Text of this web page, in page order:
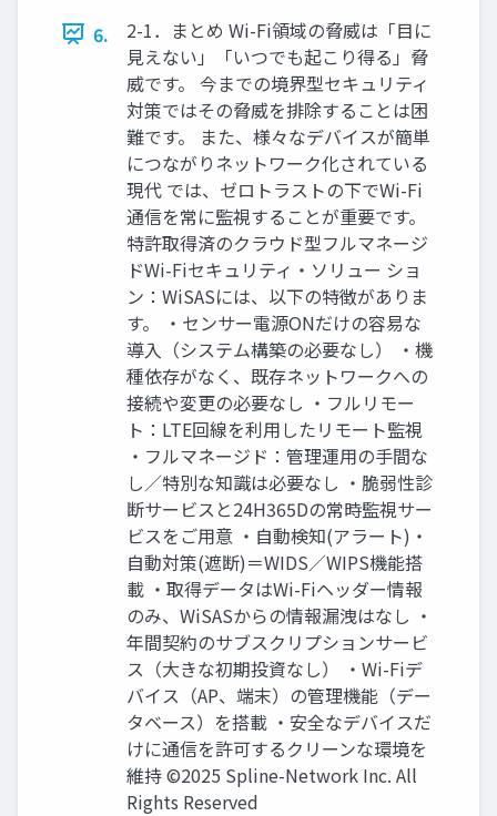
6.
2-1．まとめ Wi-Fi領域の脅威は「目に
見えない」「いつでも起こり得る」脅
威です。 今までの境界型セキュリティ
対策ではその脅威を排除することは困
難です。 また、様々なデバイスが簡単
につながりネットワーク化されている
現代 では、ゼロトラストの下でWi-Fi
通信を常に監視することが重要です。
特許取得済のクラウド型フルマネージ
ドWi-Fiセキュリティ・ソリュー ショ
ン：WiSASには、以下の特徴がありま
す。 ・センサー電源ONだけの容易な
導入（システム構築の必要なし） ・機
種依存がなく、既存ネットワークへの
接続や変更の必要なし ・フルリモー
ト：LTE回線を利用したリモート監視
・フルマネージド：管理運用の手間な
し／特別な知識は必要なし ・脆弱性診
断サービスと24H365Dの常時監視サー
ビスをご用意 ・自動検知(アラート)・
自動対策(遮断)＝WIDS／WIPS機能搭
載 ・取得データはWi-Fiヘッダー情報
のみ、WiSASからの情報漏洩はなし ・
年間契約のサブスクリプションサービ
ス（大きな初期投資なし） ・Wi-Fiデ
バイス（AP、端末）の管理機能（デー
タベース）を搭載 ・安全なデバイスだ
けに通信を許可するクリーンな環境を
維持 ©2025 Spline-Network Inc. All
Rights Reserved